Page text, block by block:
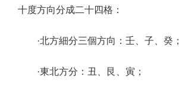
十度方向分成二十四格：
·北方細分三個方向：壬、子、癸；
·東北方分：丑、艮、寅；